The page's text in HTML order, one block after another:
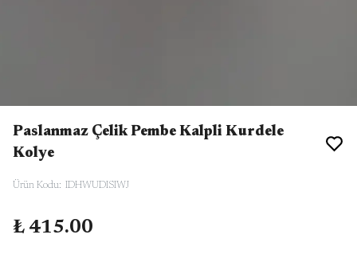
Paslanmaz Çelik Pembe Kalpli Kurdele
Kolye
Ürün Kodu: IDHWUDISIWJ
₺ 415.00